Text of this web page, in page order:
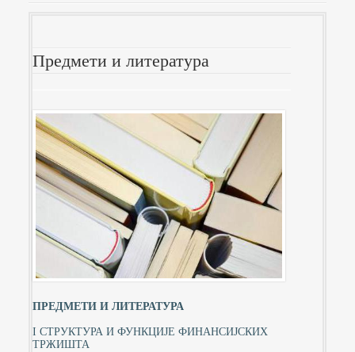
Предмети и литература
ПРЕДМЕТИ И ЛИТЕРАТУРА
I СТРУКТУРА И ФУНКЦИЈЕ ФИНАНСИЈСКИХ
ТРЖИШТА